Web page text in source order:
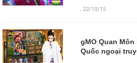
, 22/10/15
gMO Quan
Quốc ngoại